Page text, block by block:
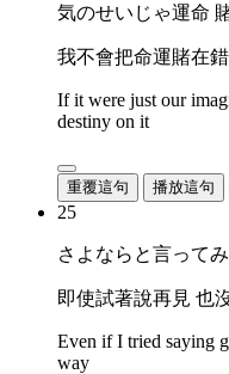
気のせいじゃ運命
我不會把命運賭在
If it were just our
destiny on it
重覆這句 播放這句
25
さよならと言って
即使試著說再見 也
Even if I tried saying
way